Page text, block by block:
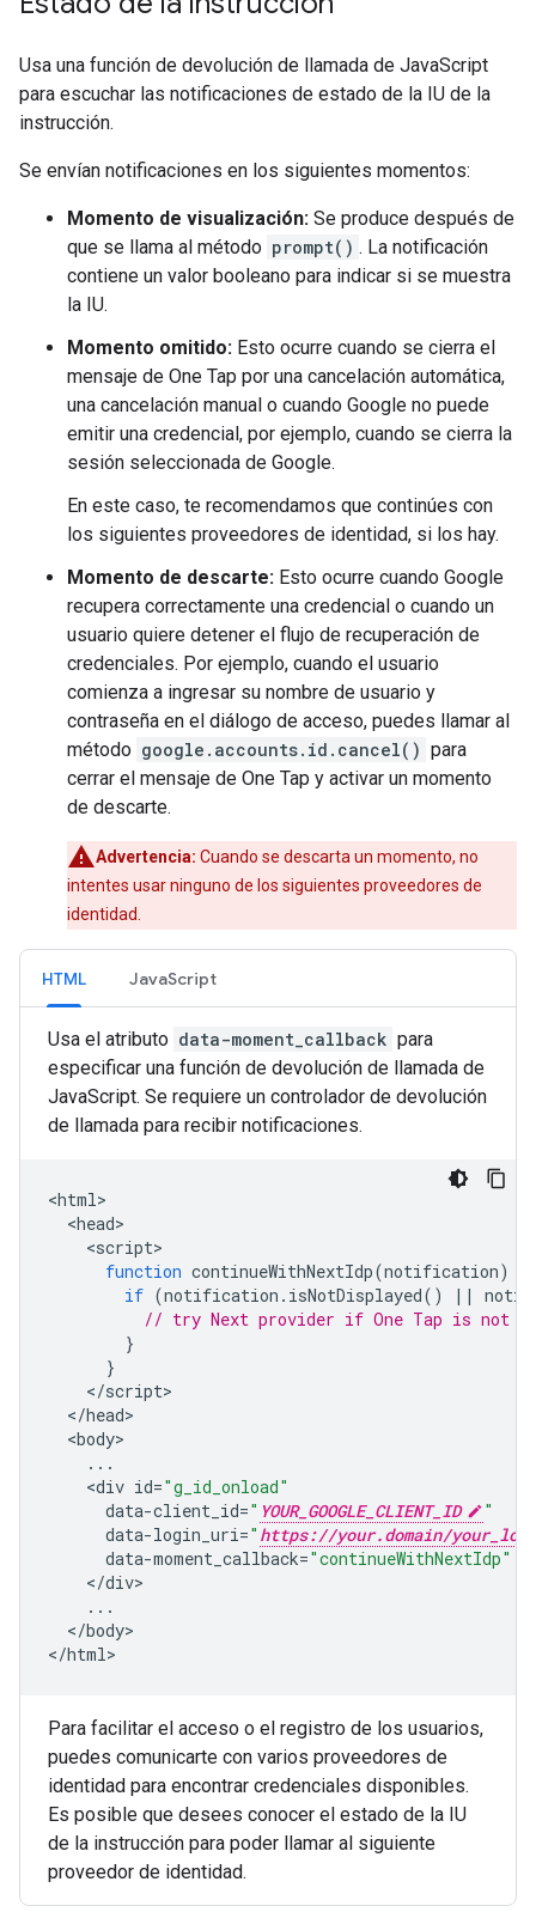
Usa una función de devolución de llamada de JavaScript
para escuchar las notificaciones de estado de la IU de la
instrucción.
Se envían notificaciones en los siguientes momentos:
Momento de visualización: Se produce después de
que se llama al método prompt() . La notificación
contiene un valor booleano para indicar si se muestra
la IU.
Momento omitido: Esto ocurre cuando se cierra el
mensaje de One Tap por una cancelación automática,
una cancelación manual o cuando Google no puede
emitir una credencial, por ejemplo, cuando se cierra la
sesión seleccionada de Google.
En este caso, te recomendamos que continúes con
los siguientes proveedores de identidad, si los hay.
Momento de descarte: Esto ocurre cuando Google
recupera correctamente una credencial o cuando un
usuario quiere detener el flujo de recuperación de
credenciales. Por ejemplo, cuando el usuario
comienza a ingresar su nombre de usuario y
contraseña en el diálogo de acceso, puedes llamar al
método google.accounts.id.cancel() para
cerrar el mensaje de One Tap y activar un momento
de descarte.
Advertencia: Cuando se descarta un momento, no
intentes usar ninguno de los siguientes proveedores de
identidad.
HTML JavaScript
Usa el atributo data-moment_callback para
especificar una función de devolución de llamada de
JavaScript. Se requiere un controlador de devolución
de llamada para recibir notificaciones.
<html
<head
<script
function continueWithNextIdp(notification)
if (notification . isNotDisplayed() ||
// try Next provider if One Tap is not
}
}
</script
</head
<body
...
<div id="g_id_onload"
data-client_id=" YOUR_GOOGLE_CLIENT_ID
"
data-login_uri=" https://your.domain/
data-moment_callback="continueWithNextIdp"
</div
...
</body>
</html
Para facilitar el acceso o el registro de los usuarios,
puedes comunicarte con varios proveedores de
identidad para encontrar credenciales disponibles.
Es posible que desees conocer el estado de la IU
de la instrucción para poder llamar al siguiente
proveedor de identidad.